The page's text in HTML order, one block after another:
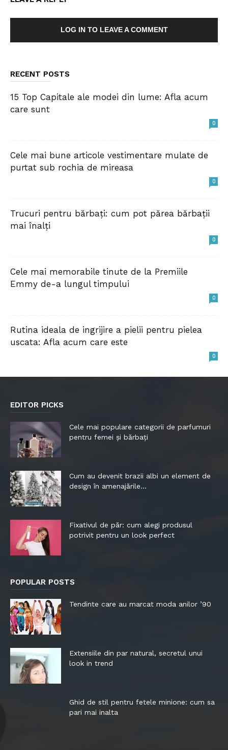
LOG IN TO LEAVE A COMMENT
RECENT POSTS
15 Top Capitale ale modei din lume: Afla acum
care sunt
0
Cele mai bune articole vestimentare mulate de
purtat sub rochia de mireasa
0
Trucuri pentru bărbați: cum pot părea bărbații
mai înalți
0
Cele mai memorabile tinute de la Premiile
Emmy de-a lungul timpului
0
Rutina ideala de ingrijire a pielii pentru pielea
uscata: Afla acum care este
0
EDITOR PICKS
Cele mai populare categorii de parfumuri
pentru femei și bărbați
Cum au devenit brazii albi un element de
design în amenajările...
Fixativul de păr: cum alegi produsul
potrivit pentru un look perfect
POPULAR POSTS
Tendinte care au marcat moda anilor ’90
Extensiile din par natural, secretul unui
look in trend
Ghid de stil pentru fetele minione: cum sa
pari mai inalta